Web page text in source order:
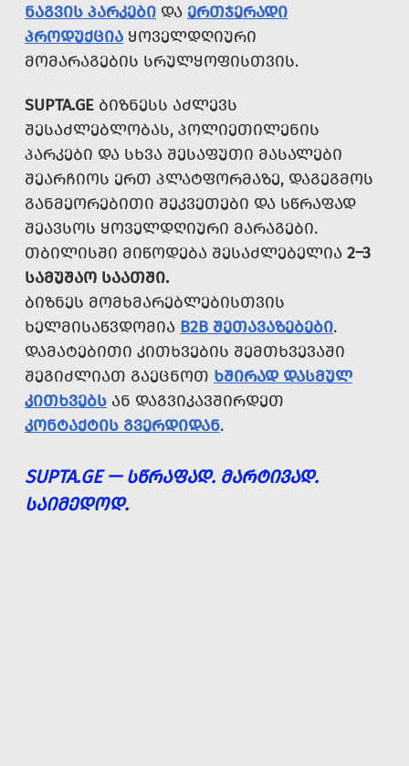
ᲜᲐᲒᲕᲘᲡ ᲞᲐᲠᲙᲔᲑᲘ ᲓᲐ ᲔᲠᲗᲯᲔᲠᲐᲓᲘ
ᲞᲠᲝᲓᲣᲥᲪᲘᲐ ᲧᲝᲕᲔᲚᲓᲦᲘᲣᲠᲘ
ᲛᲝᲛᲐᲠᲐᲒᲔᲑᲘᲡ ᲡᲠᲣᲚᲧᲝᲤᲘᲡᲗᲕᲘᲡ.
SUPTA.GE ᲑᲘᲖᲜᲔᲡᲡ ᲐᲫᲚᲔᲕᲡ
ᲨᲔᲡᲐᲫᲚᲔᲑᲚᲝᲑᲐᲡ, ᲞᲝᲚᲘᲔᲗᲘᲚᲔᲜᲘᲡ
ᲞᲐᲠᲙᲔᲑᲘ ᲓᲐ ᲡᲮᲕᲐ ᲨᲔᲡᲐᲤᲣᲗᲘ ᲛᲐᲡᲐᲚᲔᲑᲘ
ᲨᲔᲐᲠᲩᲘᲝᲡ ᲔᲠᲗ ᲞᲚᲐᲢᲤᲝᲠᲛᲐᲖᲔ, ᲓᲐᲒᲔᲒᲛᲝᲡ
ᲒᲐᲜᲛᲔᲝᲠᲔᲑᲘᲗᲘ ᲨᲔᲙᲕᲔᲗᲔᲑᲘ ᲓᲐ ᲡᲬᲠᲐᲤᲐᲓ
ᲨᲔᲐᲕᲡᲝᲡ ᲧᲝᲕᲔᲚᲓᲦᲘᲣᲠᲘ ᲛᲐᲠᲐᲒᲔᲑᲘ.
ᲗᲑᲘᲚᲘᲡᲨᲘ ᲛᲘᲬᲝᲓᲔᲑᲐ ᲨᲔᲡᲐᲫᲚᲔᲑᲔᲚᲘᲐ 2–3
ᲡᲐᲛᲣᲨᲐᲝ ᲡᲐᲐᲗᲨᲘ.
ᲑᲘᲖᲜᲔᲡ ᲛᲝᲛᲮᲛᲐᲠᲔᲑᲚᲔᲑᲘᲡᲗᲕᲘᲡ
ᲮᲔᲚᲛᲘᲡᲐᲬᲕᲓᲝᲛᲘᲐ B2B ᲨᲔᲗᲐᲕᲐᲖᲔᲑᲔᲑᲘ.
ᲓᲐᲛᲐᲢᲔᲑᲘᲗᲘ ᲙᲘᲗᲮᲕᲔᲑᲘᲡ ᲨᲔᲛᲗᲮᲕᲔᲕᲐᲨᲘ
ᲨᲔᲒᲘᲫᲚᲘᲐᲗ ᲒᲐᲔᲪᲜᲝᲗ ᲮᲨᲘᲠᲐᲓ ᲓᲐᲡᲛᲣᲚ
ᲙᲘᲗᲮᲕᲔᲑᲡ ᲐᲜ ᲓᲐᲒᲕᲘᲙᲐᲕᲨᲘᲠᲓᲔᲗ
ᲙᲝᲜᲢᲐᲥᲢᲘᲡ ᲒᲕᲔᲠᲓᲘᲓᲐᲜ.
SUPTA.GE — ᲡᲬᲠᲐᲤᲐᲓ. ᲛᲐᲠᲢᲘᲕᲐᲓ.
ᲡᲐᲘᲛᲔᲓᲝᲓ.